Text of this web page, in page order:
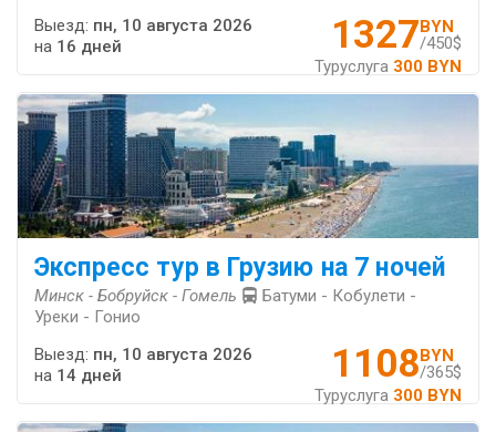
1327BYN
/450$
Туруслуга 300 BYN
Выезд: пн, 10 августа 2026
на 16 дней
Экспресс тур в Грузию на 7 ночей
Минск - Бобруйск - Гомель
Батуми - Кобулети -
Уреки - Гонио
1108BYN
/365$
Туруслуга 300 BYN
Выезд: пн, 10 августа 2026
на 14 дней